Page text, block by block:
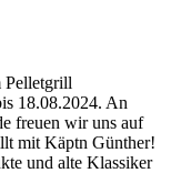
Pelletgrill
18.08.2024. An
freuen wir uns auf
mit Käptn Günther!
und alte Klassiker